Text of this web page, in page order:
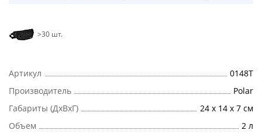
>30 шт.
Артикул
0148T
Производитель
Polar
Габариты (ДхВхГ)
24 х 14 х 7 см
Объем
2 л